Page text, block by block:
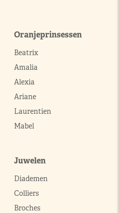
Oranjeprinsessen
Beatrix
Amalia
Alexia
Ariane
Laurentien
Mabel
Juwelen
Diademen
Colliers
Broches